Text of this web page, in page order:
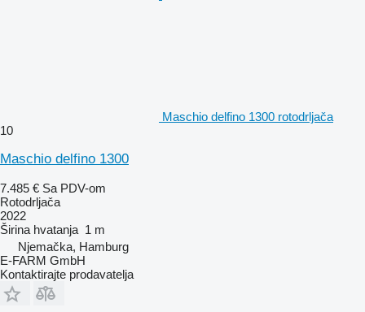
Maschio delfino 1300 rotodrljača
10
Maschio delfino 1300
7.485 € Sa PDV-om
Rotodrljača
2022
Širina hvatanja 1 m
Njemačka, Hamburg
E-FARM GmbH
Kontaktirajte prodavatelja